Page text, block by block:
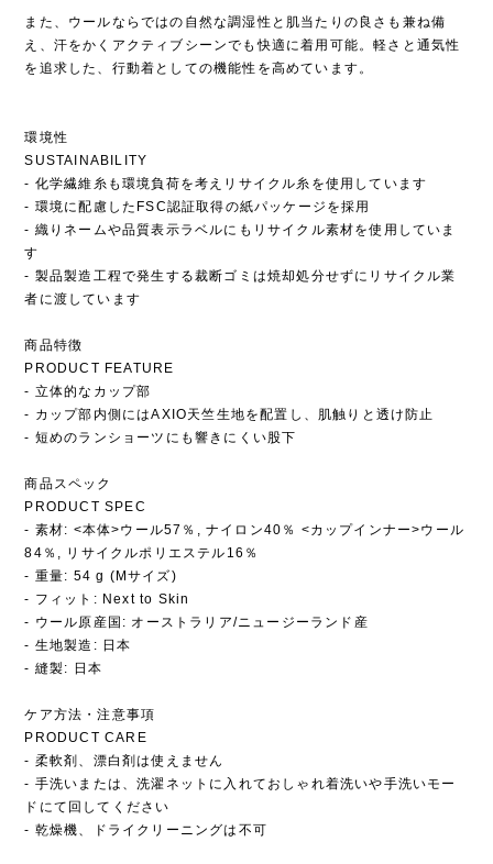
また、ウールならではの自然な調湿性と肌当たりの良さも兼ね備
え、汗をかくアクティブシーンでも快適に着用可能。軽さと通気性
を追求した、行動着としての機能性を高めています。
環境性
SUSTAINABILITY
- 化学繊維糸も環境負荷を考えリサイクル糸を使用しています
- 環境に配慮したFSC認証取得の紙パッケージを採用
- 織りネームや品質表示ラベルにもリサイクル素材を使用していま
す
- 製品製造工程で発生する裁断ゴミは焼却処分せずにリサイクル業
者に渡しています
商品特徴
PRODUCT FEATURE
- 立体的なカップ部
- カップ部内側にはAXIO天竺生地を配置し、肌触りと透け防止
- 短めのランショーツにも響きにくい股下
商品スペック
PRODUCT SPEC
- 素材: <本体>ウール57％, ナイロン40％ <カップインナー>ウール
84％, リサイクルポリエステル16％
- 重量: 54 g (Mサイズ)
- フィット: Next to Skin
- ウール原産国: オーストラリア/ニュージーランド産
- 生地製造: 日本
- 縫製: 日本
ケア方法・注意事項
PRODUCT CARE
- 柔軟剤、漂白剤は使えません
- 手洗いまたは、洗濯ネットに入れておしゃれ着洗いや手洗いモー
ドにて回してください
- 乾燥機、ドライクリーニングは不可